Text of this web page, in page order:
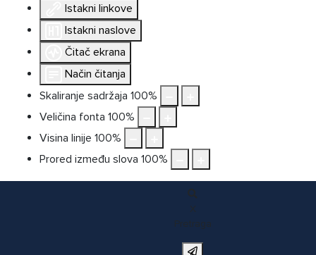
Istakni linkove
Istakni naslove
Čitač ekrana
Način čitanja
Skaliranje sadržaja 100%
Veličina fonta 100%
Visina linije 100%
Prored između slova 100%
X
Pretraga